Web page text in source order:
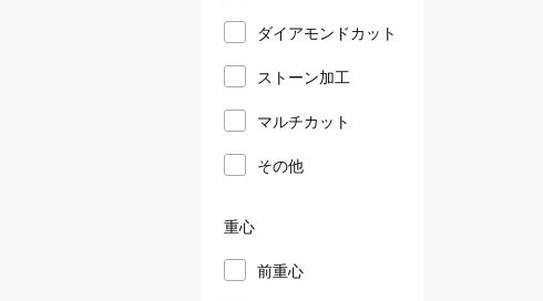
ダイアモンドカット
ストーン加工
マルチカット
その他
重心
前重心